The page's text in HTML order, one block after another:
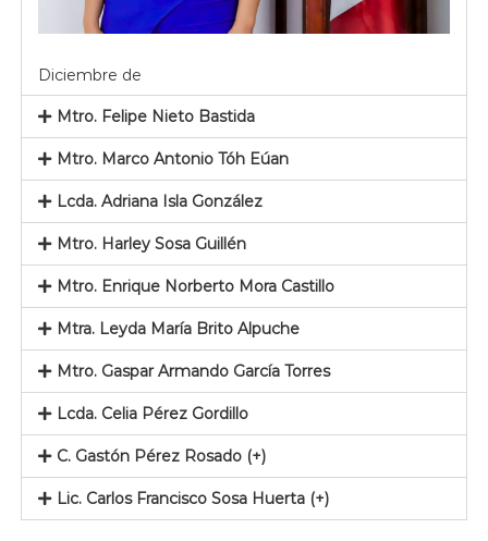
Diciembre de
Mtro. Felipe Nieto Bastida
Mtro. Marco Antonio Tóh Eúan
Lcda. Adriana Isla González
Mtro. Harley Sosa Guillén
Mtro. Enrique Norberto Mora Castillo
Mtra. Leyda María Brito Alpuche
Mtro. Gaspar Armando García Torres
Lcda. Celia Pérez Gordillo
C. Gastón Pérez Rosado (+)
Lic. Carlos Francisco Sosa Huerta (+)